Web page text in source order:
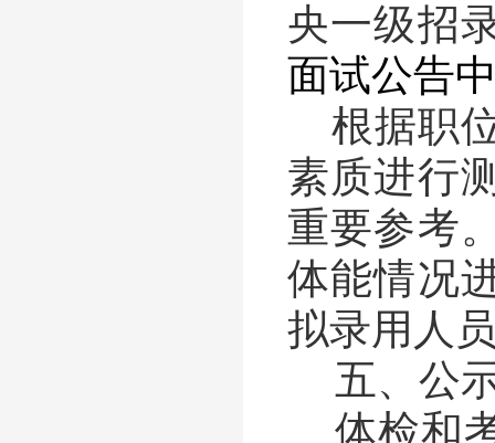
央一级招
面试公告
根据职
素质进行
重要参考
体能情况
拟录用人
五、公
体检和